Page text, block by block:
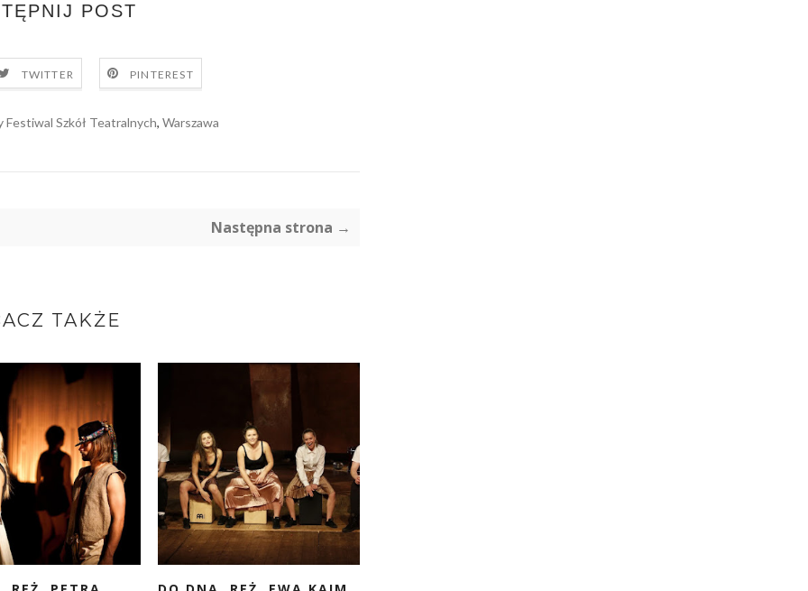
POST
TWITTER PINTEREST
Festiwal Szkół Teatralnych, Warszawa
Następna strona →
TAKŻE